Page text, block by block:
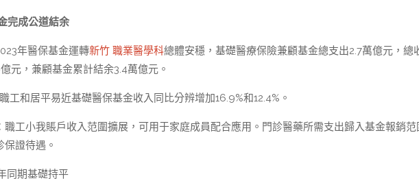
完成公道結余
年醫保基金運轉新竹 職業醫學科總體安穩，基礎醫療保險兼顧基金總支出2.7萬億元，總
元，兼顧基金累計結余3.4萬億元。
職工和居平易近基礎醫保基金收入同比分辨增加16.9%和12.4%。
職工小我賬戶收入范圍擴展，可用于家庭成員配合應用。門診醫藥所需支出歸入基金報銷范
證待遇。
同期基礎持平